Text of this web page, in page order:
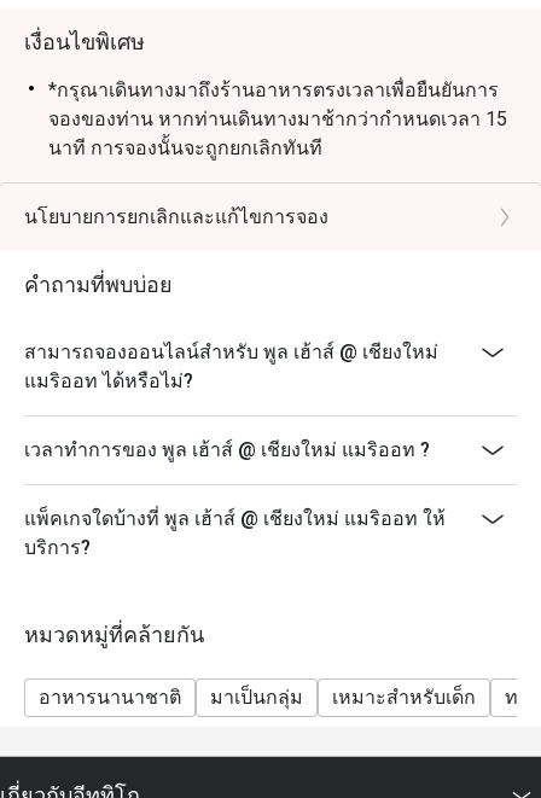
เงื่อนไขพิเศษ
*กรุณาเดินทางมาถึงร้านอาหารตรงเวลาเพื่อยืนยันการ
จองของท่าน หากท่านเดินทางมาช้ากว่ากำหนดเวลา 15
นาที การจองนั้นจะถูกยกเลิกทันที
*ส่วนลดดังกล่าวใช้ได้กับเมนูอะลาคาร์ทเท่านั้น ไม่
สามารถใช้กับเซตเมนู หรือเมนูโปรโมชั่นราคาพิเศษอื่นๆ
* ส่วนลดดังกล่าวไม่สามารถใช้ร่วมกับส่วนลดบัตรเครดิต
* ไม่ให้สั่งอาหารข้าม outlet
* ระยะเวลานั่งทางไม่เกิน 90 นาที
นโยบายการยกเลิกและแก้ไขการจอง
คำถามที่พบบ่อย
สามารถจองออนไลน์สำหรับ พูล เฮ้าส์ @ เชียงใหม่
แมริออท ได้หรือไม่?
เวลาทำการของ พูล เฮ้าส์ @ เชียงใหม่ แมริออท ?
แพ็คเกจใดบ้างที่ พูล เฮ้าส์ @ เชียงใหม่ แมริออท ให้
บริการ?
หมวดหมู่ที่คล้ายกัน
อาหารนานาชาติ มาเป็นกลุ่ม เหมาะสำหรับเด็ก ทา